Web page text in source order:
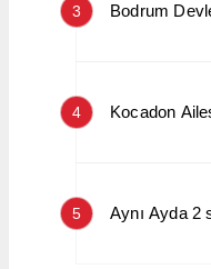
3 Bodrum
4 Kocadon
5 Aynı Ayda 2